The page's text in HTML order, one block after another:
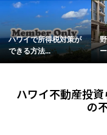
ハワイで所得税対策が
できる方法...
ー
ハワイ不動産投
の